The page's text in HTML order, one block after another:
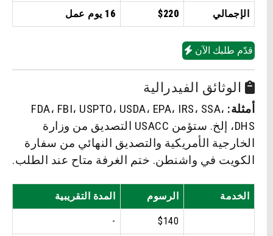
الإجمالي $220 16 يوم عمل
قدّم طلبك الآن
الوثائق الفيدرالية
أمثلة: FDA، FBI، USPTO، USDA، EPA، IRS، SSA،
DHS، إلخ. ستؤمن USACC التصديق من وزارة
الخارجية الأمريكية والتصديق النهائي من سفارة
الكويت في واشنطن. ختم الغرفة متاح عند الطلب.
الخدمة الرسوم المدة التقريبية
$140
-